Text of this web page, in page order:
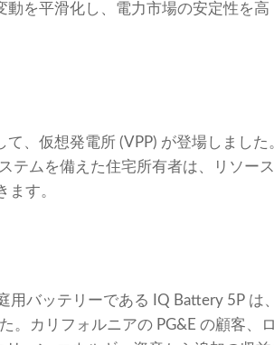
動を平滑化し、電力市場の安定性を高
、仮想発電所 (VPP) が登場しました
テムを備えた住宅所有者は、リソー
す。
バッテリーである IQ Battery 5P は、
。カリフォルニアの PG&E の顧客、ロ